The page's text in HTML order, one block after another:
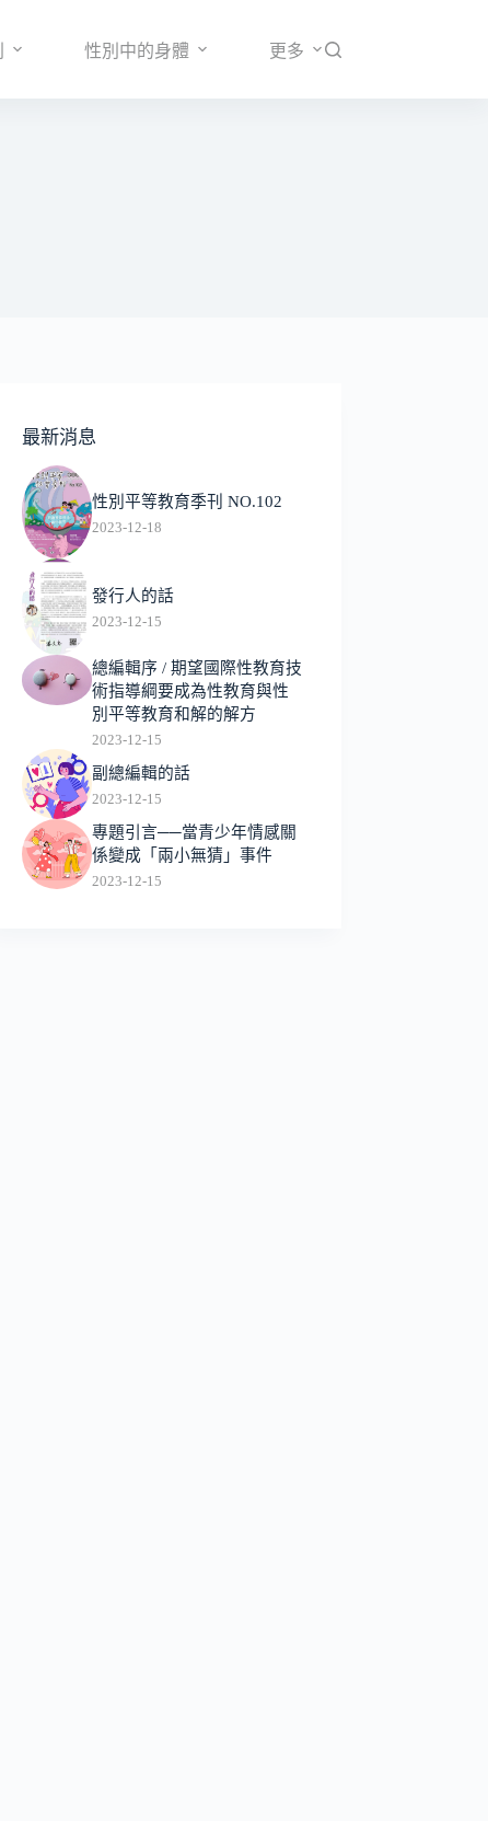
性別中的身體 更多
最新消息
性別平等教育季刊 NO.102
2023-12-18
發行人的話
2023-12-15
總編輯序 / 期望國際性教育技
術指導綱要成為性教育與性
別平等教育和解的解方
2023-12-15
副總編輯的話
2023-12-15
專題引言──當青少年情感關
係變成「兩小無猜」事件
2023-12-15